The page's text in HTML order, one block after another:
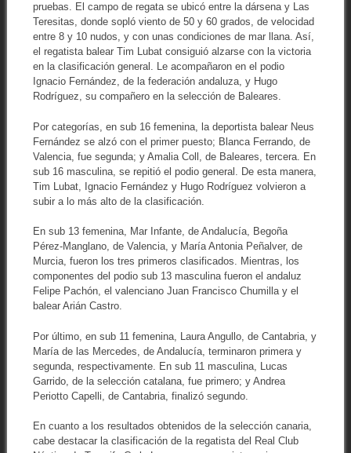
pruebas. El campo de regata se ubicó entre la dársena y Las
Teresitas, donde sopló viento de 50 y 60 grados, de velocidad
entre 8 y 10 nudos, y con unas condiciones de mar llana. Así,
el regatista balear Tim Lubat consiguió alzarse con la victoria
en la clasificación general. Le acompañaron en el podio
Ignacio Fernández, de la federación andaluza, y Hugo
Rodríguez, su compañero en la selección de Baleares.
Por categorías, en sub 16 femenina, la deportista balear Neus
Fernández se alzó con el primer puesto; Blanca Ferrando, de
Valencia, fue segunda; y Amalia Coll, de Baleares, tercera. En
sub 16 masculina, se repitió el podio general. De esta manera,
Tim Lubat, Ignacio Fernández y Hugo Rodríguez volvieron a
subir a lo más alto de la clasificación.
En sub 13 femenina, Mar Infante, de Andalucía, Begoña
Pérez-Manglano, de Valencia, y María Antonia Peñalver, de
Murcia, fueron los tres primeros clasificados. Mientras, los
componentes del podio sub 13 masculina fueron el andaluz
Felipe Pachón, el valenciano Juan Francisco Chumilla y el
balear Arián Castro.
Por último, en sub 11 femenina, Laura Angullo, de Cantabria, y
María de las Mercedes, de Andalucía, terminaron primera y
segunda, respectivamente. En sub 11 masculina, Lucas
Garrido, de la selección catalana, fue primero; y Andrea
Periotto Capelli, de Cantabria, finalizó segundo.
En cuanto a los resultados obtenidos de la selección canaria,
cabe destacar la clasificación de la regatista del Real Club